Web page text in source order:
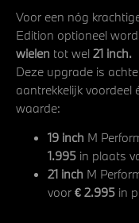
Voor een nóg
Edition optioneel
wielen tot wel 21 inch.
Deze upgrade is
aantrekkelijk voordeel
waarde:
19 inch M
1.995 in plaats
21 inch M
voor € 2.995 in